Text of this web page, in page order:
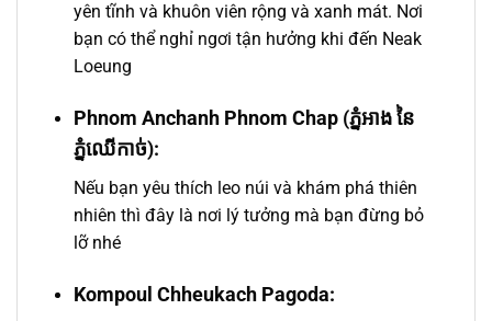
yên tĩnh và khuôn viên rộng và xanh mát. Nơi
bạn có thể nghỉ ngơi tận hưởng khi đến Neak
Loeung
Phnom Anchanh Phnom Chap (ភ្នំអាង នៃ
ភ្នំឈើកាច់):
Nếu bạn yêu thích leo núi và khám phá thiên
nhiên thì đây là nơi lý tưởng mà bạn đừng bỏ
lỡ nhé
Kompoul Chheukach Pagoda: